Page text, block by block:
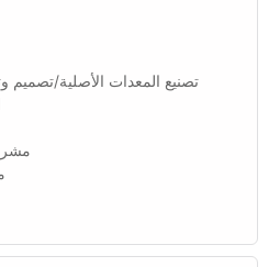
تصنيع المعدات الأصلية/تصميم